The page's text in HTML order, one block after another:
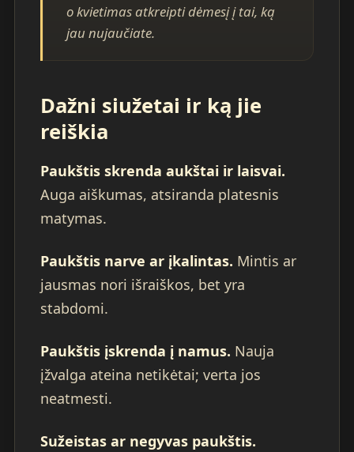
o kvietimas atkreipti dėmesį į tai, ką
jau nujaučiate.
Dažni siužetai ir ką jie
reiškia
Paukštis skrenda aukštai ir laisvai.
Auga aiškumas, atsiranda platesnis
matymas.
Paukštis narve ar įkalintas. Mintis ar
jausmas nori išraiškos, bet yra
stabdomi.
Paukštis įskrenda į namus. Nauja
įžvalga ateina netikėtai; verta jos
neatmesti.
Sužeistas ar negyvas paukštis.